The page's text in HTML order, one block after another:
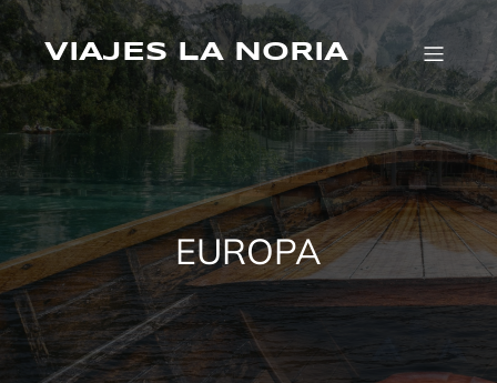
Saltar
al
contenidoVIAJES LA NORIA
EUROPA